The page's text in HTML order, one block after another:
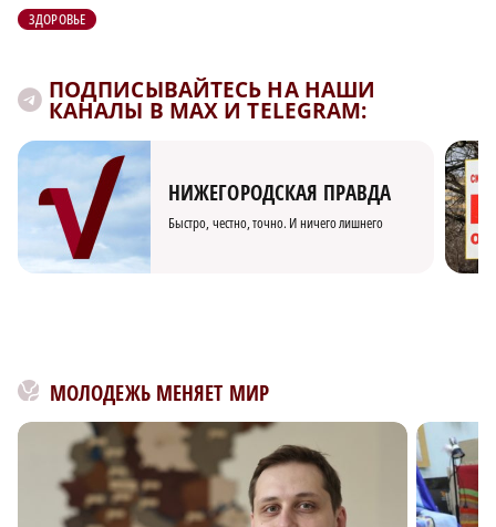
ЗДОРОВЬЕ
ПОДПИСЫВАЙТЕСЬ НА НАШИ
КАНАЛЫ В MAX И TELEGRAM:
НИЖЕГОРОДСКАЯ ПРАВДА
Быстро, честно, точно. И ничего лишнего
МОЛОДЕЖЬ МЕНЯЕТ МИР